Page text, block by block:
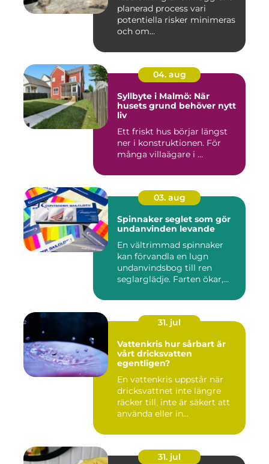
planerad process vari
potentiella risker minimeras
och om...
04. aug
Syllbyte i Malmö: När
husets grund behöver nytt
liv
Ett friskt hus börjar längst
ner i konstruktionen. För
många villaägare i ...
03. aug
Spinnaker seglet som gör
undanvinden levande
En vältrimmad spinnaker
kan förvandla en lugn
undanvindsbog till ren
seglarglädje. Farten ökar,
31. jul
Vattenkris hur sårbart är
vårt dricksvatten
egentligen?
En vattenkris uppstår när
dricksvattnet inte längre
räcker till, inte är säkert att
använda eller in...
31. jul